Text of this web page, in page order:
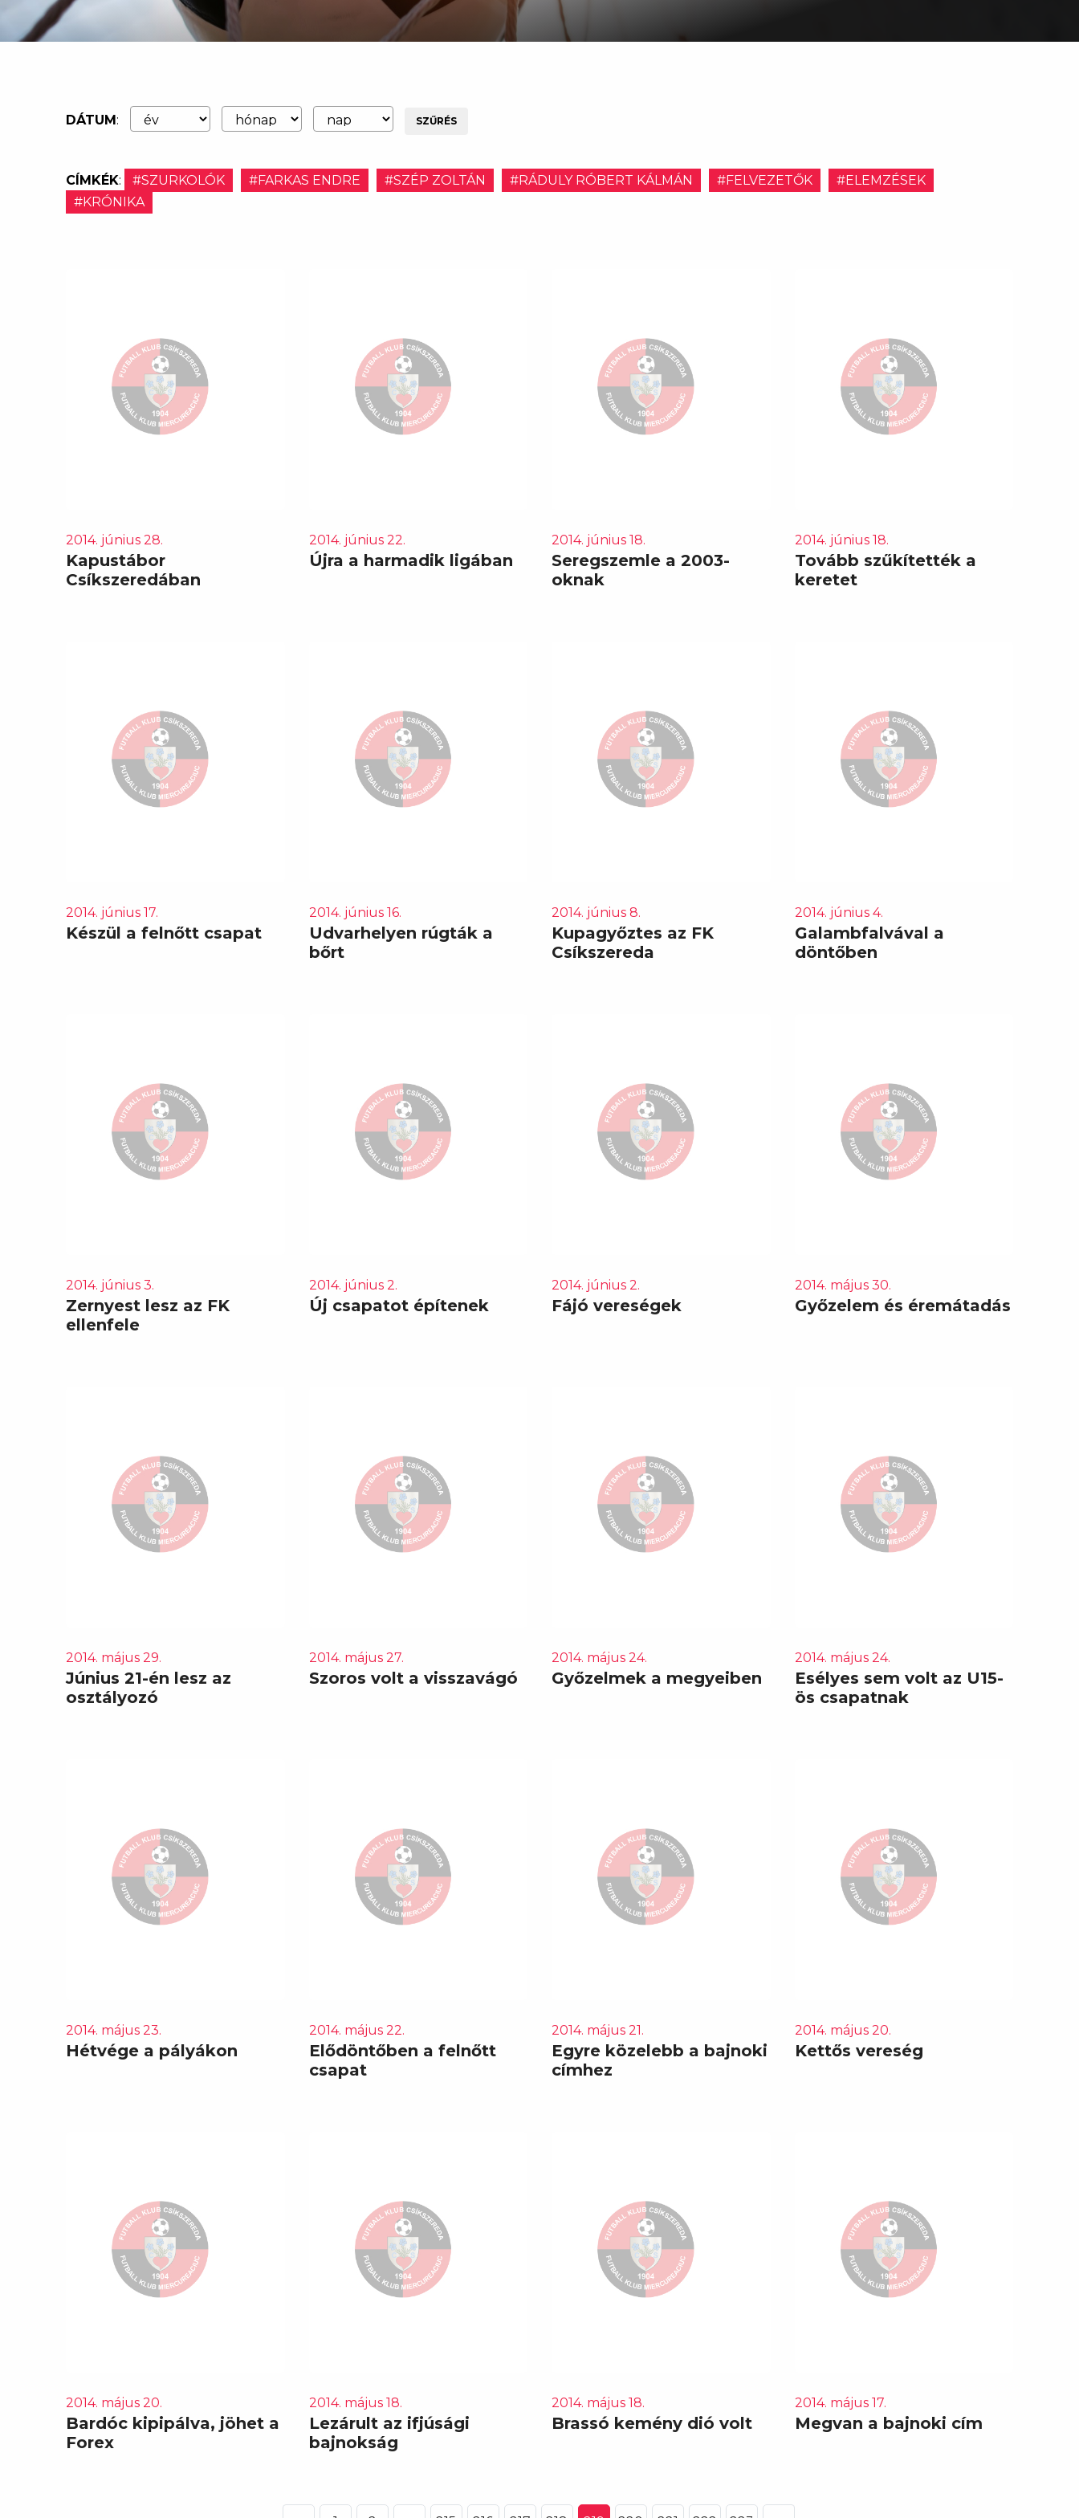
DÁTUM: SZŰRÉS
CÍMKÉK: #SZURKOLÓK #FARKAS ENDRE #SZÉP ZOLTÁN #RÁDULY RÓBERT KÁLMÁN #FELVEZETŐK
#ELEMZÉSEK
#KRÓNIKA
2014. június 28.
Kapustábor
Csíkszeredában
2014. június 22.
Újra a harmadik ligában
2014. június 18.
Seregszemle a 2003-
oknak
2014. június 18.
Tovább szűkítették a
keretet
2014. június 17.
Készül a felnőtt csapat
2014. június 16.
Udvarhelyen rúgták a
bőrt
2014. június 8.
Kupagyőztes az FK
Csíkszereda
2014. június 4.
Galambfalvával a
döntőben
2014. június 3.
Zernyest lesz az FK
ellenfele
2014. június 2.
Új csapatot építenek
2014. június 2.
Fájó vereségek
2014. május 30.
Győzelem és éremátadás
2014. május 29.
Június 21-én lesz az
osztályozó
2014. május 27.
Szoros volt a visszavágó
2014. május 24.
Győzelmek a megyeiben
2014. május 24.
Esélyes sem volt az U15-
ös csapatnak
2014. május 23.
Hétvége a pályákon
2014. május 22.
Elődöntőben a felnőtt
csapat
2014. május 21.
Egyre közelebb a bajnoki
címhez
2014. május 20.
Kettős vereség
2014. május 20.
Bardóc kipipálva, jöhet a
Forex
2014. május 18.
Lezárult az ifjúsági
bajnokság
2014. május 18.
Brassó kemény dió volt
2014. május 17.
Megvan a bajnoki cím